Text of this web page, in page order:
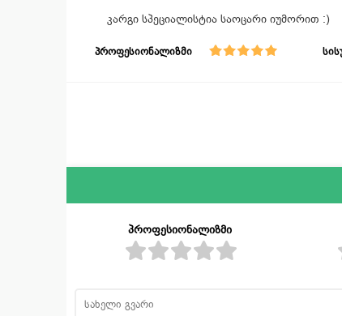
კარგი სპეციალისტია საოცარი იუმორით :)
პროფესიონალიზმი
პროფესიონალიზმი